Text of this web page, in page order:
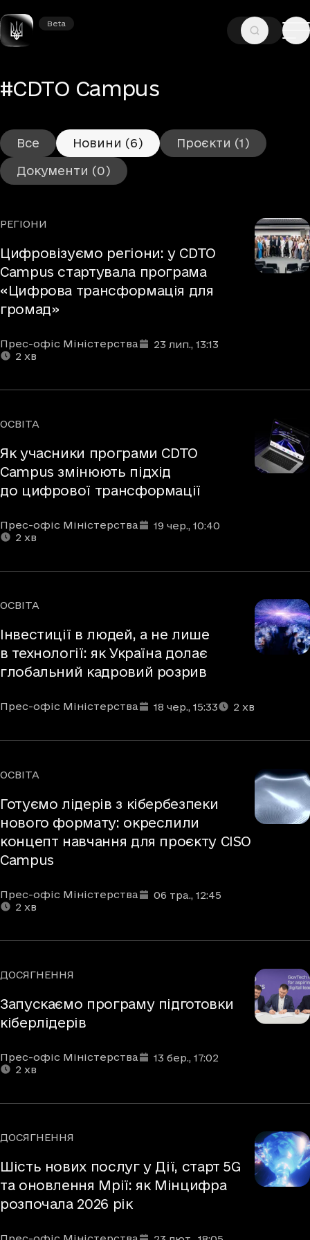
Beta
Beta
ГОЛОВНА—ТЕГИ
#CDTO Campus– Новини
Все Новини (6) Проєкти (1)
Документи (0)
Рубрики
РЕГІОНИ
Цифровізуємо регіони: у CDTO
Campus стартувала програма
«Цифрова трансформація для
громад»
Автори
Прес-офіс Міністерства
Дата та час публікації: 23 лип., 13:13
Час читання:
2 хв
Рубрики
ОСВІТА
Як учасники програми CDTO
Campus змінюють підхід
до цифрової трансформації
Автори
Прес-офіс Міністерства
Дата та час публікації: 19 чер., 10:40
Час читання:
2 хв
Рубрики
ОСВІТА
Інвестиції в людей, а не лише
в технології: як Україна долає
глобальний кадровий розрив
Автори
Прес-офіс Міністерства
Дата та час публікації: 18 чер., 15:33
Час читання: 2 хв
Рубрики
ОСВІТА
Готуємо лідерів з кібербезпеки
нового формату: окреслили
концепт навчання для проєкту CISO
Campus
Автори
Прес-офіс Міністерства
Дата та час публікації: 06 тра., 12:45
Час читання:
2 хв
Рубрики
ДОСЯГНЕННЯ
Запускаємо програму підготовки
кіберлідерів
Автори
Прес-офіс Міністерства
Дата та час публікації: 13 бер., 17:02
Час читання:
2 хв
Рубрики
ДОСЯГНЕННЯ
Шість нових послуг у Дії, старт 5G
та оновлення Мрії: як Мінцифра
розпочала 2026 рік
Автори
Дата та час публікації:
Час читання: